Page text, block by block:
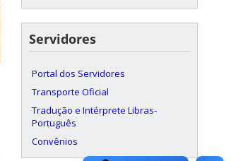
Servidores
Portal dos Servidores
Transporte Oficial
Tradução e Intérprete Libras-
Português
Convênios